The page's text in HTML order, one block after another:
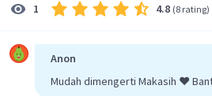
1 4.8 (8 rating)
Anon
Mudah dimengerti Makasih ❤️